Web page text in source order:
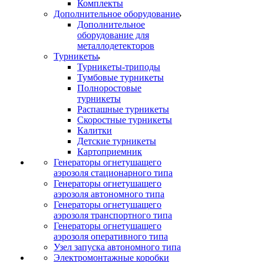
Комплекты
Дополнительное оборудование
Дополнительное
оборудование для
металлодетекторов
Турникеты
Турникеты-триподы
Тумбовые турникеты
Полноростовые
турникеты
Распашные турникеты
Скоростные турникеты
Калитки
Детские турникеты
Картоприемник
Генераторы огнетушащего
аэрозоля стационарного типа
Генераторы огнетушащего
аэрозоля автономного типа
Генераторы огнетушащего
аэрозоля транспортного типа
Генераторы огнетушащего
аэрозоля оперативного типа
Узел запуска автономного типа
Электромонтажные коробки